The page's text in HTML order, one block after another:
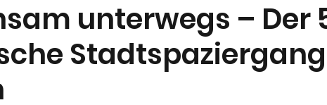
Regionalfinale
unterwegs – Der